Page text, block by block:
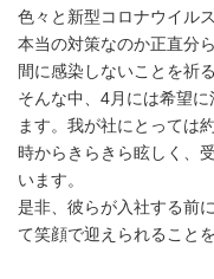
色々と新型コロナウイル
本当の対策なのか正直分
間に感染しないことを祈
そんな中、4月には希望
ます。我が社にとっては
時からきらきら眩しく、
います。
是非、彼らが入社する前
て笑顔で迎えられること